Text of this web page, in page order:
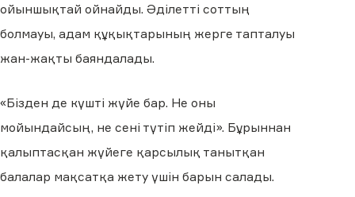
ойыншықтай ойнайды. Әділетті соттың
болмауы, адам құқықтарының жерге тапталуы
жан-жақты баяндалады.
«Бізден де күшті жүйе бар. Не оны
мойындайсың, не сені түтіп жейді». Бұрыннан
қалыптасқан жүйеге қарсылық танытқан
балалар мақсатқа жету үшін барын салады.